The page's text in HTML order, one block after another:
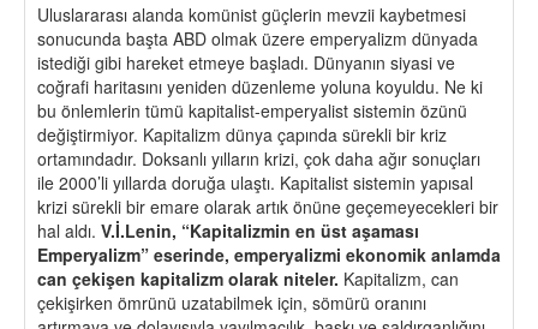
Uluslararası alanda komünist güçlerin mevzii kaybetmesi
sonucunda başta ABD olmak üzere emperyalizm dünyada
istediği gibi hareket etmeye başladı. Dünyanın siyasi ve
coğrafi haritasını yeniden düzenleme yoluna koyuldu. Ne ki
bu önlemlerin tümü kapitalist-emperyalist sistemin özünü
değiştirmiyor. Kapitalizm dünya çapında sürekli bir kriz
ortamındadır. Doksanlı yılların krizi, çok daha ağır sonuçları
ile 2000’li yıllarda doruğa ulaştı. Kapitalist sistemin yapısal
krizi sürekli bir emare olarak artık önüne geçemeyecekleri bir
hal aldı. V.İ.Lenin, “Kapitalizmin en üst aşaması
Emperyalizm” eserinde, emperyalizmi ekonomik anlamda
can çekişen kapitalizm olarak niteler. Kapitalizm, can
çekişirken ömrünü uzatabilmek için, sömürü oranını